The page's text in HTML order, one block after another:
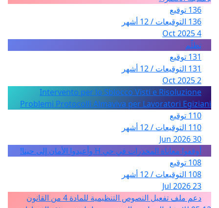
136 توقيع
136 التوقيعات / 12 أشهر
4 Oct 2025
تظلّم
131 توقيع
131 التوقيعات / 12 أشهر
2 Oct 2025
Intervento per lo Sblocco Visti e Risoluzione
Problemi Protocolli Almaviva per Lavoratori Egiziani
110 توقيع
110 التوقيعات / 12 أشهر
30 Jun 2026
أوقفوا معاناة المخدرات في حي H وأعيدوا الأمان إلى حينا!
108 توقيع
108 التوقيعات / 12 أشهر
23 Jul 2026
دعم ملف تفعيل النصوص التنظيمية للمادة 4 من القانون